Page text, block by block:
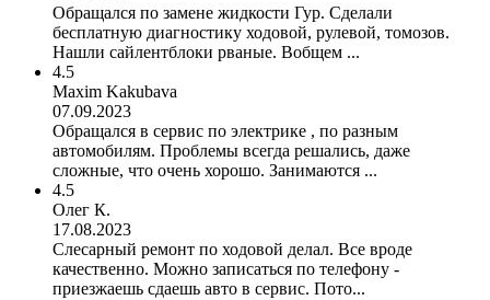
Обращался по замене жидкости Гур. Сделали
бесплатную диагностику ходовой, рулевой, томозов.
Нашли сайлентблоки рваные. Вобщем ...
4.5
Maxim Kakubava
07.09.2023
Обращался в сервис по электрике , по разным
автомобилям. Проблемы всегда решались, даже
сложные, что очень хорошо. Занимаются ...
4.5
Олег К.
17.08.2023
Слесарный ремонт по ходовой делал. Все вроде
качественно. Можно записаться по телефону -
приезжаешь сдаешь авто в сервис. Пото...